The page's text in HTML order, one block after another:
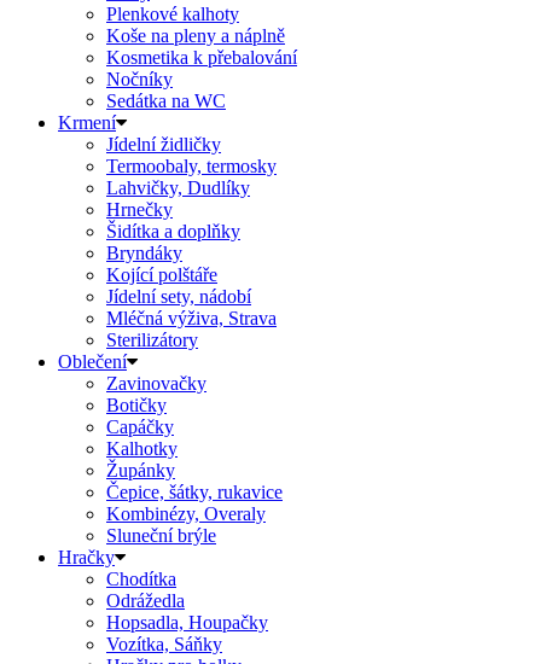
Plenkové kalhoty
Koše na pleny a náplně
Kosmetika k přebalování
Nočníky
Sedátka na WC
Krmení
Jídelní židličky
Termoobaly, termosky
Lahvičky, Dudlíky
Hrnečky
Šidítka a doplňky
Bryndáky
Kojící polštáře
Jídelní sety, nádobí
Mléčná výživa, Strava
Sterilizátory
Oblečení
Zavinovačky
Botičky
Capáčky
Kalhotky
Župánky
Čepice, šátky, rukavice
Kombinézy, Overaly
Sluneční brýle
Hračky
Chodítka
Odrážedla
Hopsadla, Houpačky
Vozítka, Sáňky